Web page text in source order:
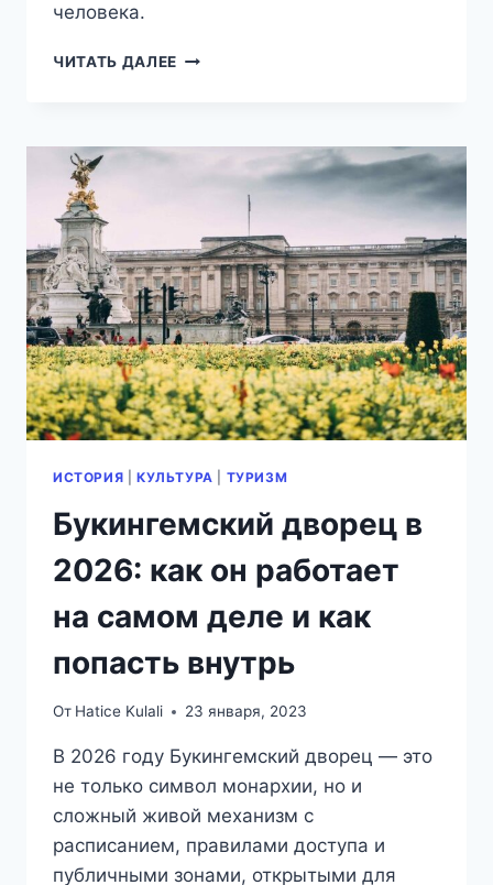
человека.
ЧИТАТЬ ДАЛЕЕ УИНСТОН
ПОМНЯТ
НЕПРАВИЛЬНО
2026
ИСТОРИЯ КУЛЬТУРА ТУРИЗМ
Букингемский дворец в
2026: как он работает
на самом деле и как
попасть внутрь
От Hatice Kulali 23 января, 2023
В 2026 году Букингемский дворец — это
не только символ монархии, но и
сложный живой механизм с
расписанием, правилами доступа и
публичными зонами, открытыми для